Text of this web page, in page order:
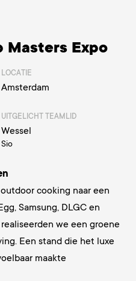
LOCATIE
Amsterdam
UITGELICHT TEAMLID
Wessel
Sio
Masters Expo
cooking naar een
Samsung, DLGC en
we een groene
Een stand die het luxe
maakte